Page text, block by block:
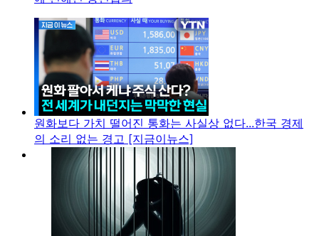
원화보다 가치 떨어진 통화는 사실상 없다...한국 경제
의 소리 없는 경고 [지금이뉴스]